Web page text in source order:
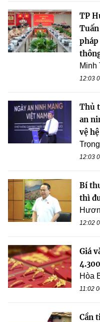
TP
pháp
Minh
12:03
Thủ
an
vệ
12:03
Bí
thì
12:02
Giá
Hòa
11:02
Cần